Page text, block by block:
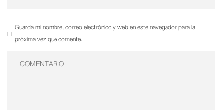
Guarda mi nombre, correo electrónico y web en este navegador para la
próxima vez que comente.